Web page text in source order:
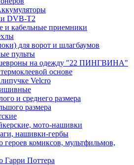
DVB-T2
и кабельные приемники
для ворот и шлагбаумов
пульты
на одежду "22 ПИНГВИНА"
основе
Velcro
и среднего размера
размера
мото-нашивки
нашивки-гербы
комиксов, мультфильмов,
Поттера